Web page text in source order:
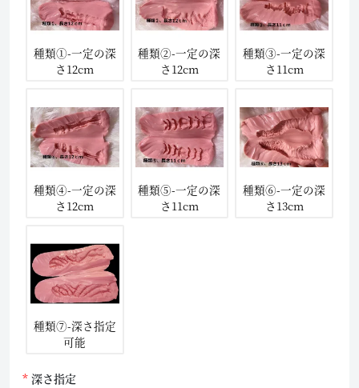
種類①-一定の深
さ12cm
種類②-一定の深
さ12cm
種類③-一定の深
さ11cm
種類④-一定の深
さ12cm
種類⑤-一定の深
さ11cm
種類⑥-一定の深
さ13cm
種類⑦-深さ指定
可能
深さ指定